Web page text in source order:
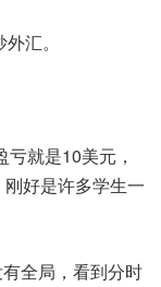
汇。
就是10美元，
好是许多学生一
全局，看到分时